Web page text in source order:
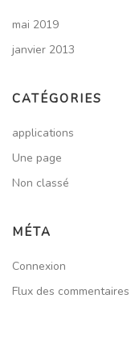
mai 2019
janvier 2013
CATÉGORIES
applications
Une page
Non classé
MÉTA
Connexion
Flux des commentaires